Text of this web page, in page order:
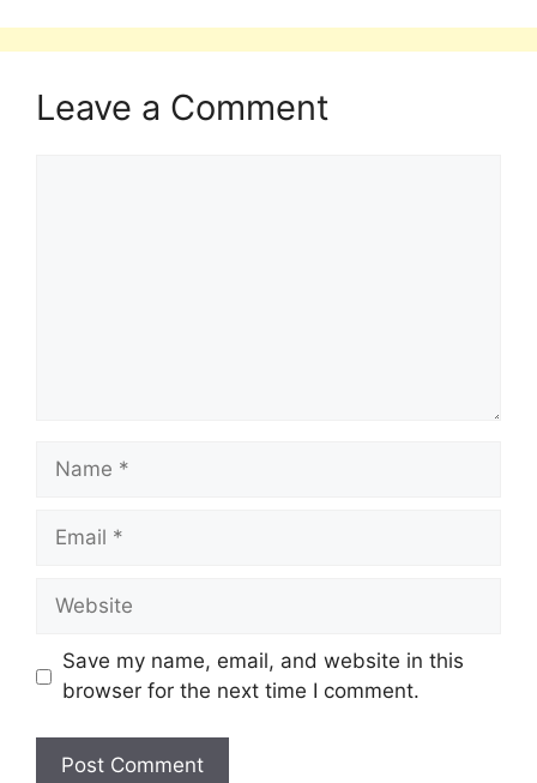
Leave a Comment
Save my name, email, and website in this
browser for the next time I comment.